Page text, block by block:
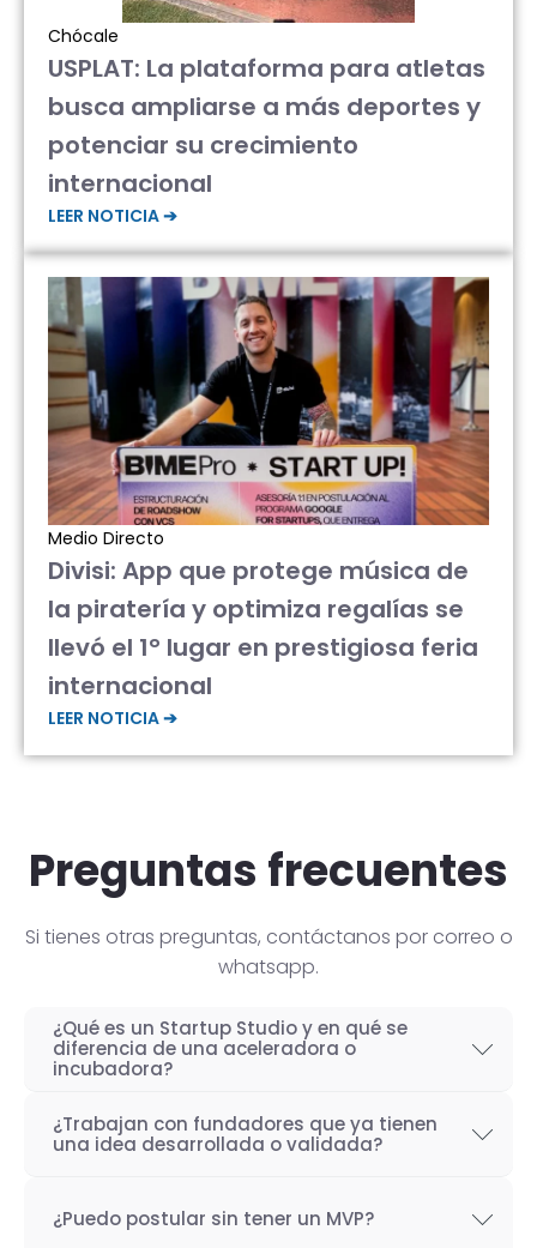
Chócale
USPLAT: La plataforma para atletas
busca ampliarse a más deportes y
potenciar su crecimiento
internacional
LEER NOTICIA ➔
Medio Directo
Divisi: App que protege música de
la piratería y optimiza regalías se
llevó el 1° lugar en prestigiosa feria
internacional
LEER NOTICIA ➔
Preguntas frecuentes
Si tienes otras preguntas, contáctanos por correo o
whatsapp.
¿Qué es un Startup Studio y en qué se
diferencia de una aceleradora o
incubadora?
Un Startup Studio es una organización capaz
de construir startups de manera iterativa,
con experiencia. También se les conoce
¿Trabajan con fundadores que ya tienen
una idea desarrollada o validada?
Startup Studio es lograr un proceso iterativo
¿Puedo postular sin tener un MVP?